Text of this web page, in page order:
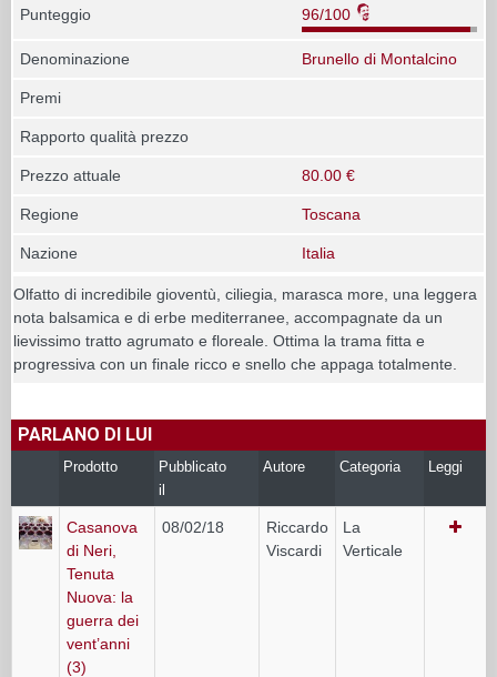
Punteggio 96/100
Denominazione Brunello di Montalcino
Premi
Rapporto qualità prezzo
Prezzo attuale 80.00 €
Regione Toscana
Nazione Italia
Olfatto di incredibile gioventù, ciliegia, marasca more, una leggera
nota balsamica e di erbe mediterranee, accompagnate da un
lievissimo tratto agrumato e floreale. Ottima la trama fitta e
progressiva con un finale ricco e snello che appaga totalmente.
PARLANO DI LUI
Prodotto
Pubblicato
il
Autore Categoria Leggi
Casanova
di Neri,
Tenuta
Nuova: la
guerra dei
vent’anni
(3)
08/02/18
Riccardo
Viscardi
La
Verticale